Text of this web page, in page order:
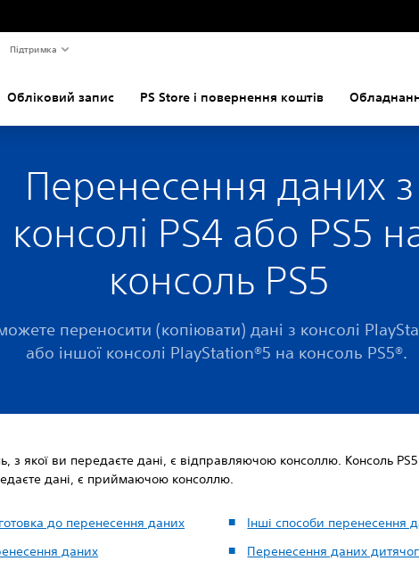
Підтримка
Обліковий запис PS Store і повернення коштів
Перенесення даних з
консолі PS4 або PS5
консоль PS5
переносити (копіювати) дані з консолі
або іншої консолі PlayStation®5 на консоль PS5®.
з якої ви передаєте дані, є відправляючою консоллю. Консоль
дані, є приймаючою консоллю.
до перенесення даних
даних
Інші способи перенесення
Перенесення даних